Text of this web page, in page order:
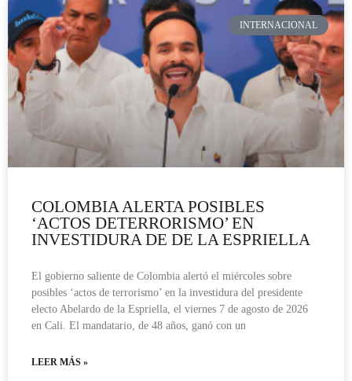
INTERNACIONAL
COLOMBIA ALERTA POSIBLES
‘ACTOS DETERRORISMO’ EN
INVESTIDURA DE DE LA ESPRIELLA
El gobierno saliente de Colombia alertó el miércoles sobre
posibles ‘actos de terrorismo’ en la investidura del presidente
electo Abelardo de la Espriella, el viernes 7 de agosto de 2026
en Cali. El mandatario, de 48 años, ganó con un
LEER MÁS »